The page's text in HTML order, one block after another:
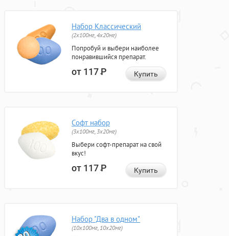
Набор Классический
(2x100мг, 4x20мг)
Попробуй и выбери наиболее
понравившийся препарат.
от 117Р Купить
Софт набор
(3x100мг, 3x20мг)
Выбери софт-препарат на свой
вкус!
от 117Р Купить
Набор "Два в одном"
(10x100мг, 10x20мг)